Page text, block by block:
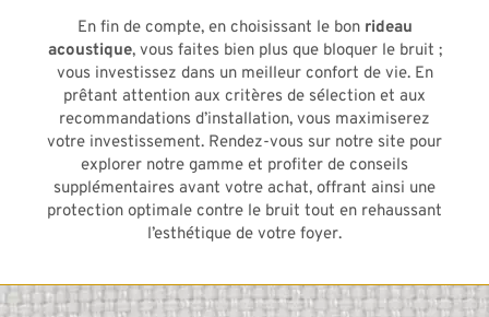
En fin de compte, en choisissant le bon rideau
acoustique, vous faites bien plus que bloquer le bruit ;
vous investissez dans un meilleur confort de vie. En
prêtant attention aux critères de sélection et aux
recommandations d’installation, vous maximiserez
votre investissement. Rendez-vous sur notre site pour
explorer notre gamme et profiter de conseils
supplémentaires avant votre achat, offrant ainsi une
protection optimale contre le bruit tout en rehaussant
l’esthétique de votre foyer.